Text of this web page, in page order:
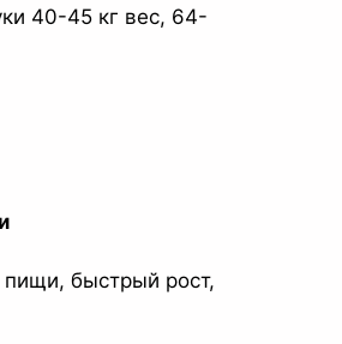
40-45 кг вес, 64-
быстрый рост,